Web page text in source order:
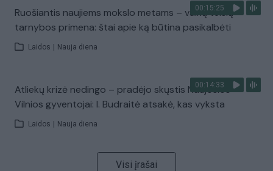
00:15:25
Ruošiantis naujiems mokslo metams – vaikų teisių
tarnybos primena: štai apie ką būtina pasikalbėti
Laidos Nauja diena
00:14:33
Atliekų krizė nedingo – pradėjo skųstis Naujosios
Vilnios gyventojai: I. Budraitė atsakė, kas vyksta
Laidos Nauja diena
Visi įrašai